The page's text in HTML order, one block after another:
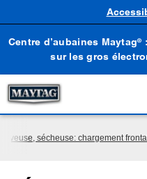
Centre d’aubaines Maytag®
sur les gros
Laveuse, sécheuse: chargement